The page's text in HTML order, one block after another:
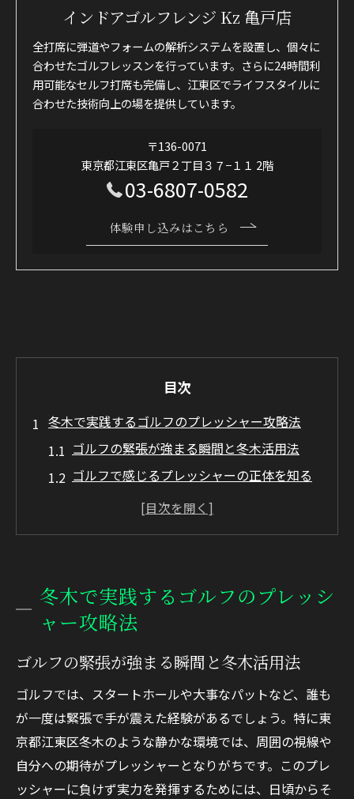
インドアゴルフレンジ Kz 亀戸店
全打席に弾道やフォームの解析システムを設置し、個々に
合わせたゴルフレッスンを行っています。さらに24時間利
用可能なセルフ打席も完備し、江東区でライフスタイルに
合わせた技術向上の場を提供しています。
〒136-0071
東京都江東区亀戸２丁目３７−１１ 2階
03-6807-0582
体験申し込みはこちら
目次
冬木で実践するゴルフのプレッシャー攻略法
ゴルフの緊張が強まる瞬間と冬木活用法
ゴルフで感じるプレッシャーの正体を知る
冬木の静けさがゴルフ集中力を高める理由
メンタル強化が生むゴルフ本番の自信
ゴルフ本番で自信を持つための準備法
メンタル強化がゴルフスコア安定に直結す
実践的ゴルフメンタルトレーニングの進め
方
冬木の環境がゴルフ自信回復に役立つポイ
ント
冬木で実践するゴルフのプレッシ
ャー攻略法
ゴルフの緊張が強まる瞬間と冬木活用法
ゴルフでは、スタートホールや大事なパットなど、誰も
が一度は緊張で手が震えた経験があるでしょう。特に東
京都江東区冬木のような静かな環境では、周囲の視線や
自分への期待がプレッシャーとなりがちです。このプレ
ッシャーに負けず実力を発揮するためには、日頃からそ